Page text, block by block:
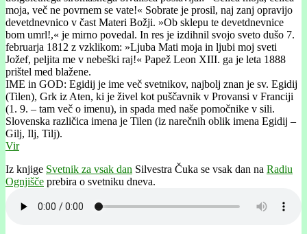
moja, več ne povrnem se vate!« Sobrate je prosil, naj zanj opravijo
devetdnevnico v čast Materi Božji. »Ob sklepu te devetdnevnice
bom umrl!,« je mirno povedal. In res je izdihnil svojo sveto dušo 7.
februarja 1812 z vzklikom: »Ljuba Mati moja in ljubi moj sveti
Jožef, peljita me v nebeški raj!« Papež Leon XIII. ga je leta 1888
prištel med blažene.
IME in GOD: Egidij je ime več svetnikov, najbolj znan je sv. Egidij
(Tilen), Grk iz Aten, ki je živel kot puščavnik v Provansi v Franciji
(1. 9. – tam več o imenu), in spada med naše pomočnike v sili.
Slovenska različica imena je Tilen (iz narečnih oblik imena Egidij –
Gilj, Ilj, Tilj).
Vir
Iz knjige Svetnik za vsak dan Silvestra Čuka se vsak dan na Radiu
Ognjišče prebira o svetniku dneva.